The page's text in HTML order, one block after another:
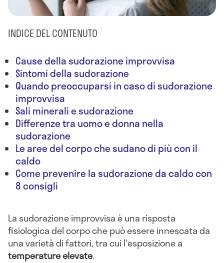
INDICE DEL CONTENUTO
Cause della sudorazione improvvisa
Sintomi della sudorazione
Quando preoccuparsi in caso di sudorazione
improvvisa
Sali minerali e sudorazione
Differenze tra uomo e donna nella
sudorazione
Le aree del corpo che sudano di più con il
caldo
Come prevenire la sudorazione da caldo con
8 consigli
La sudorazione improvvisa è una risposta
fisiologica del corpo che può essere innescata da
una varietà di fattori, tra cui l'esposizione a
temperature elevate.